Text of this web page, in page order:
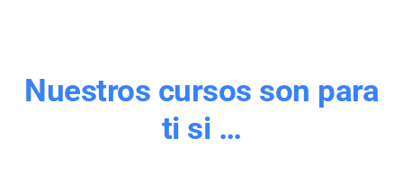
Nuestros cursos son para
ti si …